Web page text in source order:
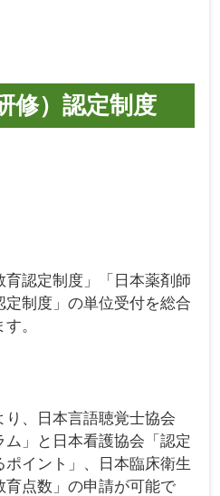
修）認定制度
育認定制度」「日本薬剤師
制度」の単位受付を総合
。
、日本言語聴覚士協会
ム」と日本看護協会「認定
イント」、日本臨床衛生
育点数」の申請が可能で